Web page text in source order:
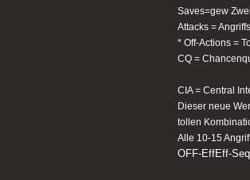
Saves=gew
Attacks =
* Off-Actions =
CQ =
CIA = Central
Dieser neue
tollen
Alle 10-15
OFF-EffEff-